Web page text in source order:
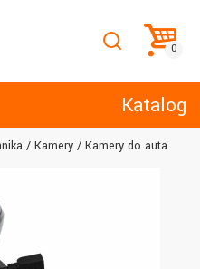
Katalog
Kamery Kamery do auta